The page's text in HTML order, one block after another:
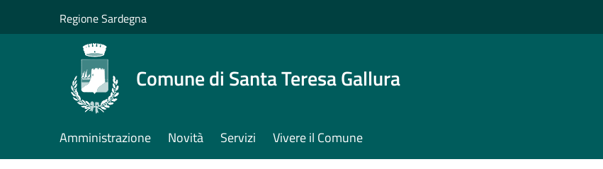
Regione Sardegna
Comune di Santa Teresa Gallura
Amministrazione Novità Servizi Vivere il Comune